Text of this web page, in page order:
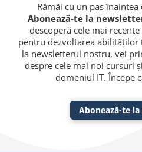
Rămâi cu un pas
Abonează-te la
descoperă cele mai
pentru dezvoltarea abilităților
la newsletterul nostru, vei
despre cele mai noi cursuri
domeniul IT. Începe
Abonează-te